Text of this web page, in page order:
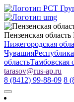
Пензенская область
Нижегородская
Чувашия
областьТамбовская
tarasov@rus-ap.ru
8 (8412) 99-88-09 8